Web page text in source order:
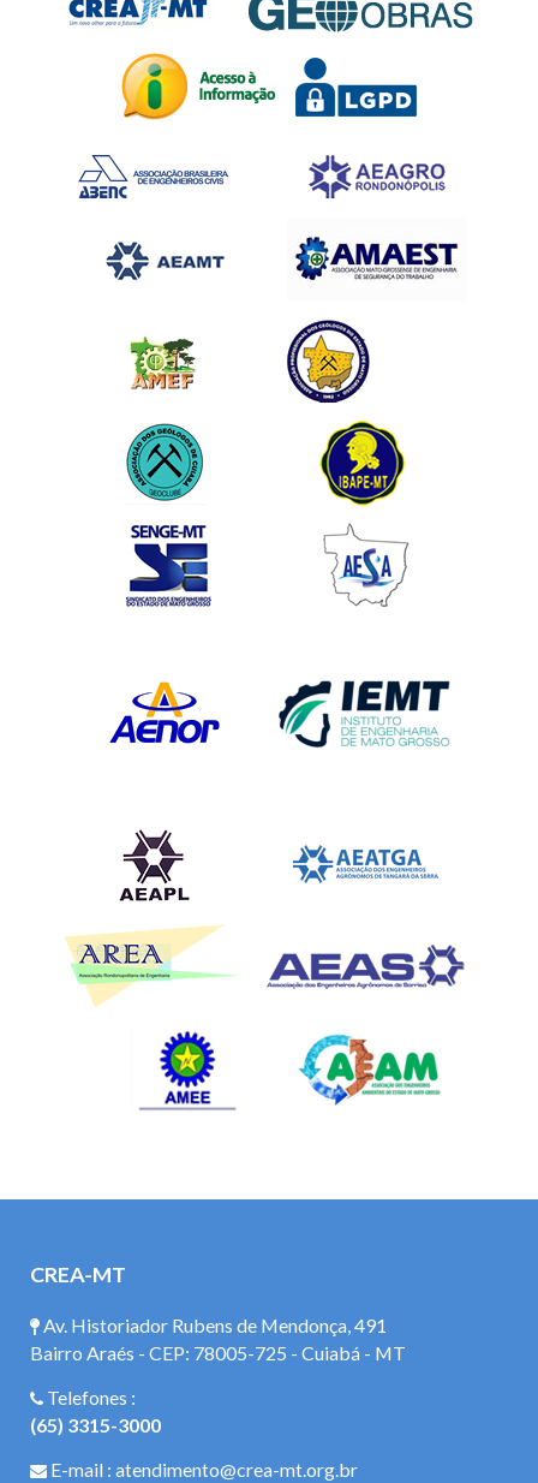
CREA-MT
Av. Historiador Rubens de Mendonça, 491
Bairro Araés - CEP: 78005-725 - Cuiabá - MT
Telefones :
(65) 3315-3000
E-mail : atendimento@crea-mt.org.br